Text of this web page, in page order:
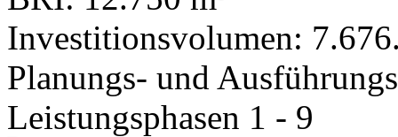
Investitionsvolumen:
Planungs- und
Leistungsphasen 1 - 9